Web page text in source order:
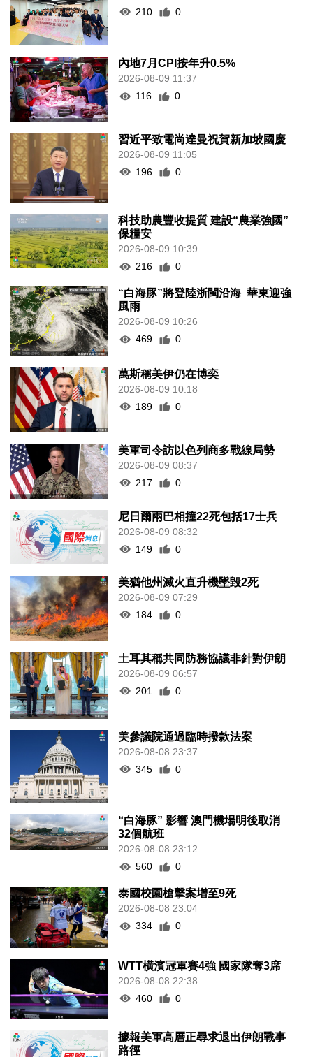
210 0
內地7月CPI按年升0.5%
2026-08-09 11:37
116
0
習近平致電尚達曼祝賀新加坡國慶
2026-08-09 11:05
196
0
科技助農豐收提質 建設“農業強國”
保糧安
2026-08-09 10:39
216
0
“白海豚”將登陸浙閩沿海 華東迎強
風雨
2026-08-09 10:26
469
0
萬斯稱美伊仍在博奕
2026-08-09 10:18
189
0
美軍司令訪以色列商多戰線局勢
2026-08-09 08:37
217
0
尼日爾兩巴相撞22死包括17士兵
2026-08-09 08:32
149
0
美猶他州滅火直升機墜毀2死
2026-08-09 07:29
184
0
土耳其稱共同防務協議非針對伊朗
2026-08-09 06:57
201
0
美參議院通過臨時撥款法案
2026-08-08 23:37
345
0
“白海豚” 影響 澳門機場明後取消
32個航班
2026-08-08 23:12
560
0
泰國校園槍擊案增至9死
2026-08-08 23:04
334
0
WTT橫濱冠軍賽4強 國家隊奪3席
2026-08-08 22:38
460
0
據報美軍高層正尋求退出伊朗戰事
路徑